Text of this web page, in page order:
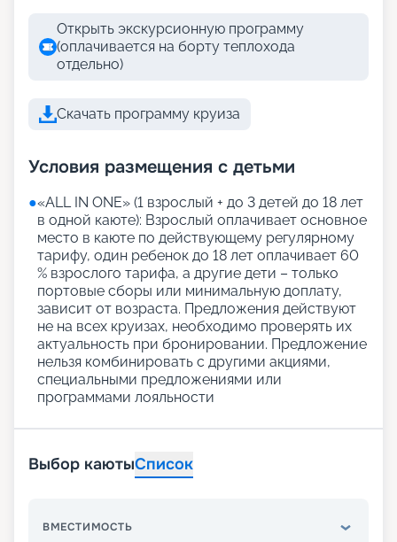
Открыть экскурсионную программу
(оплачивается на борту теплохода
отдельно)
Скачать программу круиза
Условия размещения с детьми
●«АLL IN ONE» (1 взрослый + до 3 детей до 18 лет
в одной каюте): Взрослый оплачивает основное
место в каюте по действующему регулярному
тарифу, один ребенок до 18 лет оплачивает 60
% взрослого тарифа, а другие дети – только
портовые сборы или минимальную доплату,
зависит от возраста. Предложения действуют
не на всех круизах, необходимо проверять их
актуальность при бронировании. Предложение
нельзя комбинировать с другими акциями,
специальными предложениями или
программами лояльности
Выбор каютыСписок
ВМЕСТИМОСТЬ